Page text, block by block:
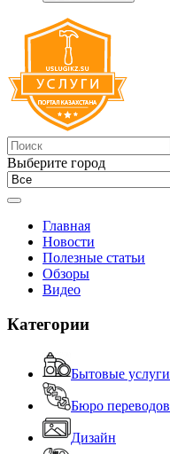
Выберите город
Главная
Новости
Полезные статьи
Обзоры
Видео
Категории
Бытовые услуги
Бюро переводов
Дизайн